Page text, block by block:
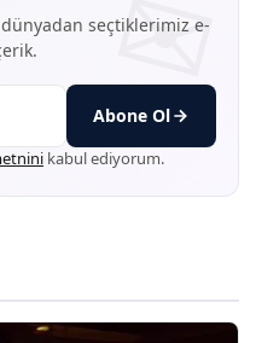
seçtiklerimiz e-
Abone Ol
kabul ediyorum.